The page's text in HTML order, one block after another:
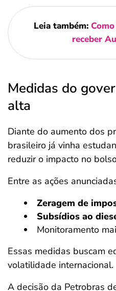
Leia também:
receber
Medidas do
alta
Diante do aumento dos
brasileiro já vinha
reduzir o impacto no
Entre as ações
Zeragem de
Subsídios ao
Monitoramento
Essas medidas buscam
volatilidade internacional.
A decisão da Petrobras